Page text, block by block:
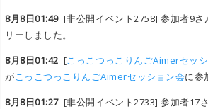
8月8日01:49[非公開イベント2758] 参加者9さ
リーしました。
8月8日01:42 [こっこつっこりんごAimerセッ
がこっこつっこりんごAimerセッション会に参
8月8日01:27[非公開イベント2733] 参加者17